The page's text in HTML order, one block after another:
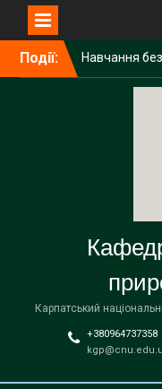
Події:
Навчання
досвід
ГАЛИЧУК в
Вітаємо
із
Карпатський
+380964737358